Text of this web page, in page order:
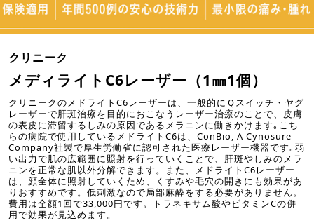
クリニーク
メディライトC6レーザー（1㎜1個）
クリニークのメドライトC6レーザーは、一般的にＱスイッチ・ヤグ
レーザーで肝斑治療を目的におこなうレーザー治療のことで、皮膚
の表皮に滞留するしみの原因であるメラニンに働きかけます｡こち
らの病院で使用しているメドライトC6は、ConBio, A Cynosure
Company社製で厚生労働省に認可された医療レーザー機器です｡弱
い出力で肌の広範囲に照射を行っていくことで、肝斑やしみのメラ
ニンを正常な肌以外分解できます。また、メドライトC6レーザー
は、顔全体に照射していくため、くすみや毛穴の開きにも効果があ
りおすすめです。低刺激なので局部麻酔をする必要がありません。
費用は全顔1回で33,000円です。トラネキサム酸やビタミンCの併
用で効果が見込めます。